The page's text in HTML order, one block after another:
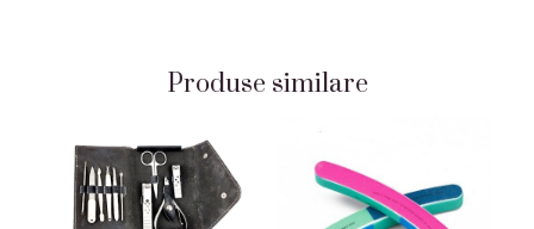
Produse similare